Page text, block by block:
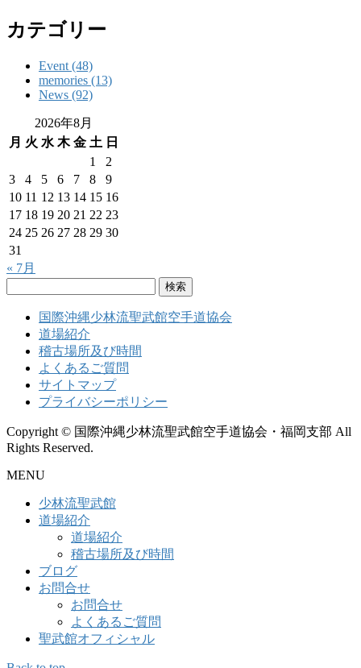
カテゴリー
Event (48)
memories (13)
News (92)
2026年8月
月 火 水 木 金 土 日
1
2
3
4 5 6 7 8
9
10 11 12 13 14 15 16
17 18 19 20 21 22 23
24 25 26 27 28 29 30
31
« 7月
国際沖縄少林流聖武館空手道協会
道場紹介
稽古場所及び時間
よくあるご質問
サイトマップ
プライバシーポリシー
Copyright © 国際沖縄少林流聖武館空手道協会・福岡支部 All
Rights Reserved.
MENU
少林流聖武館
道場紹介
道場紹介
稽古場所及び時間
ブログ
お問合せ
お問合せ
よくあるご質問
聖武館オフィシャル